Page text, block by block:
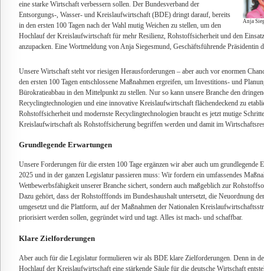
Anja
eine starke Wirtschaft verbessern sollen. Der Bundesverband der
Entsorgungs-, Wasser- und Kreislaufwirtschaft (BDE) dringt darauf, bereits
in den ersten 100 Tagen nach der Wahl mutig Weichen zu stellen, um den
Hochlauf der Kreislaufwirtschaft für mehr Resilienz, Rohstoffsicherheit und den
anzupacken. Eine Wortmeldung von Anja Siegesmund, Geschäftsführende Präsidentin
Unsere Wirtschaft steht vor riesigen Herausforderungen – aber auch vor enormen
den ersten 100 Tagen entschlossene Maßnahmen ergreifen, um Investitions- und
Bürokratieabbau in den Mittelpunkt zu stellen. Nur so kann unsere Branche den
Recyclingtechnologien und eine innovative Kreislaufwirtschaft flächendeckend zu
Rohstoffsicherheit und modernste Recyclingtechnologien braucht es jetzt mutige
Kreislaufwirtschaft als Rohstoffsicherung begriffen werden und damit im
Grundlegende Erwartungen
Unsere Forderungen für die ersten 100 Tage ergänzen wir aber auch um grundlegende
2025 und in der ganzen Legislatur passieren muss: Wir fordern ein umfassendes
Wettbewerbsfähigkeit unserer Branche sichert, sondern auch maßgeblich zur
Dazu gehört, dass der Rohstofffonds im Bundeshaushalt untersetzt, die Neuordnung
umgesetzt und die Plattform, auf der Maßnahmen der Nationalen
priorisiert werden sollen, gegründet wird und tagt. Alles ist mach- und schaffbar.
Klare Zielforderungen
Aber auch für die Legislatur formulieren wir als BDE klare Zielforderungen. Denn in
Hochlauf der Kreislaufwirtschaft eine stärkende Säule für die deutsche Wirtschaft